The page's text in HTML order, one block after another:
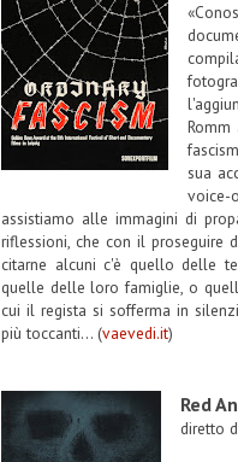
sua
voice-
assistiamo alle immagini di
riflessioni, che con il proseguire
citarne alcuni c'è quello delle
quelle delle loro famiglie, o
cui il regista si sofferma in
più toccanti... (vaevedi.it)
Red
diretto